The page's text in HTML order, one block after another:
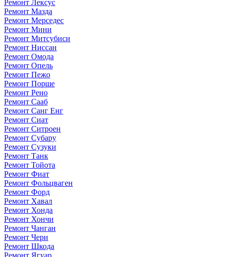
Ремонт Лексус
Ремонт Мазда
Ремонт Мерседес
Ремонт Мини
Ремонт Митсубиси
Ремонт Ниссан
Ремонт Омода
Ремонт Опель
Ремонт Пежо
Ремонт Порше
Ремонт Рено
Ремонт Сааб
Ремонт Санг Енг
Ремонт Сиат
Ремонт Ситроен
Ремонт Субару
Ремонт Сузуки
Ремонт Танк
Ремонт Тойота
Ремонт Фиат
Ремонт Фольцваген
Ремонт Форд
Ремонт Хавал
Ремонт Хонда
Ремонт Хончи
Ремонт Чанган
Ремонт Чери
Ремонт Шкода
Ремонт Ягуар